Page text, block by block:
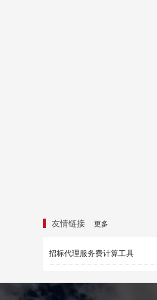
友情链接 更多
招标代理服务费计算工具